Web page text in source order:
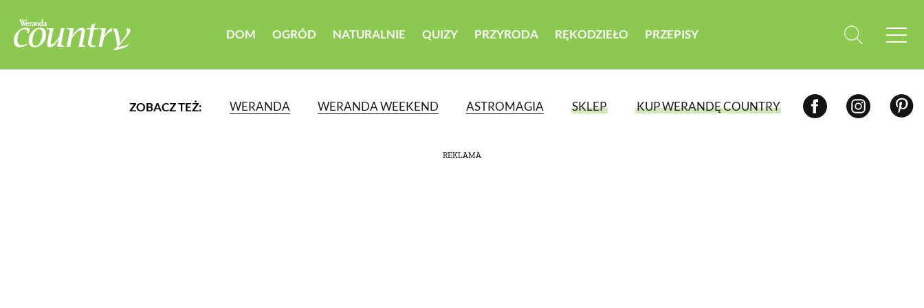
DOM OGRÓD NATURALNIE QUIZY PRZYRODA RĘKODZIEŁO PRZEPISY
ZOBACZ TEŻ: WERANDA WERANDA WEEKEND ASTROMAGIA SKLEP KUP WERANDĘ COUNTRY
REKLAMA